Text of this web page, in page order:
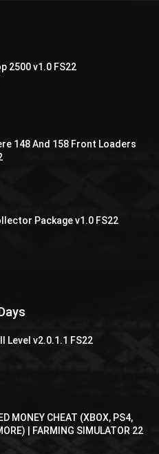
2500 v1.0 FS22
148 And 158 Front Loaders
Package v1.0 FS22
Level v2.0.1.1 FS22
MONEY CHEAT (XBOX, PS4,
| FARMING SIMULATOR 22